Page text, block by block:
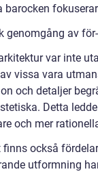
barocken
genomgång av
var inte
vissa vara
och detaljer
Detta
och mer
finns också
utformning